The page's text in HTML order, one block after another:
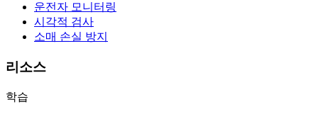
운전자 모니터링
시각적 검사
소매 손실 방지
리소스
학습